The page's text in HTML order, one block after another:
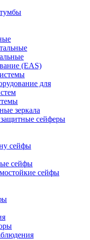
(EAS)
для
зеркала
сейферы
сейфы
сейфы
сейфы